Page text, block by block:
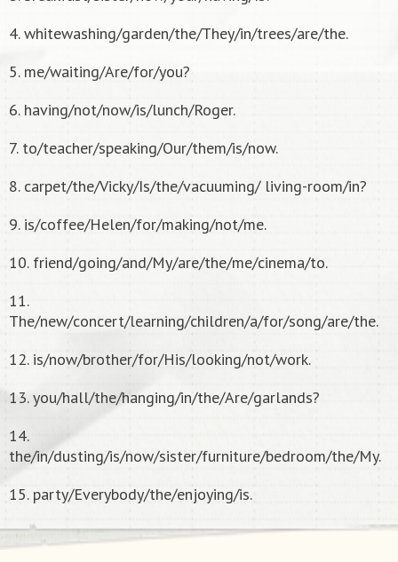
4. whitewashing/garden/the/They/in/trees/are/the.
5. me/waiting/Are/for/you?
6. having/not/now/is/lunch/Roger.
7. to/teacher/speaking/Our/them/is/now.
8. carpet/the/Vicky/Is/the/vacuuming/ living-room/in?
9. is/coffee/Helen/for/making/not/me.
10. friend/going/and/My/are/the/me/cinema/to.
11.
The/new/concert/learning/children/a/for/song/are/the.
12. is/now/brother/for/His/looking/not/work.
13. you/hall/the/hanging/in/the/Are/garlands?
14.
the/in/dusting/is/now/sister/furniture/bedroom/the/My.
15. party/Everybody/the/enjoying/is.